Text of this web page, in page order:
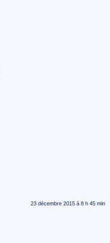
23 décembre 2015 à 8 h 45 min